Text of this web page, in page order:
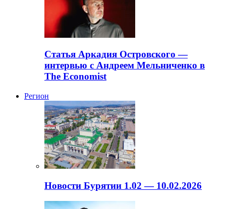
Статья Аркадия Островского —
интервью с Андреем Мельниченко в
The Economist
Регион
Новости Бурятии 1.02 — 10.02.2026